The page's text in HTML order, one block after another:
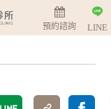
預約諮詢 LINE